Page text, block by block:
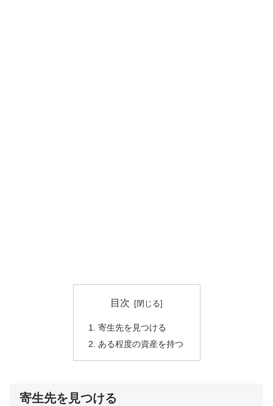
目次
寄生先を見つける
ある程度の資産を持つ
寄生先を見つける